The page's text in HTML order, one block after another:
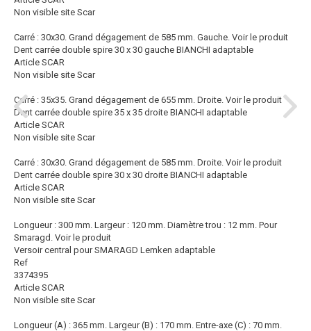
Non visible site Scar
Carré : 30x30. Grand dégagement de 585 mm. Gauche. Voir le produit
Dent carrée double spire 30 x 30 gauche BIANCHI adaptable
Article SCAR
Non visible site Scar
Carré : 35x35. Grand dégagement de 655 mm. Droite. Voir le produit
Dent carrée double spire 35 x 35 droite BIANCHI adaptable
Article SCAR
Non visible site Scar
Carré : 30x30. Grand dégagement de 585 mm. Droite. Voir le produit
Dent carrée double spire 30 x 30 droite BIANCHI adaptable
Article SCAR
Non visible site Scar
Longueur : 300 mm. Largeur : 120 mm. Diamètre trou : 12 mm. Pour
Smaragd. Voir le produit
Versoir central pour SMARAGD Lemken adaptable
Ref
3374395
Article SCAR
Non visible site Scar
Longueur (A) : 365 mm. Largeur (B) : 170 mm. Entre-axe (C) : 70 mm.